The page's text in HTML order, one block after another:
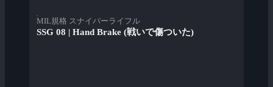
MIL規格 スナイパーライフル
SSG 08 | Hand Brake (戦いで傷ついた)